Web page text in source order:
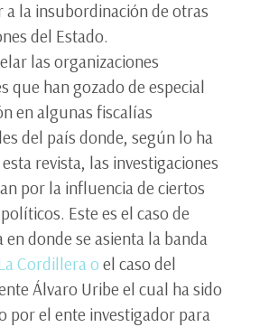
a la insubordinación de otras
del Estado.
las organizaciones
que han gozado de especial
en algunas fiscalías
del país donde, según lo ha
revista, las investigaciones
por la influencia de ciertos
Este es el caso de
en donde se asienta la banda
Cordillera o el caso del
Álvaro Uribe el cual ha sido
por el ente investigador para